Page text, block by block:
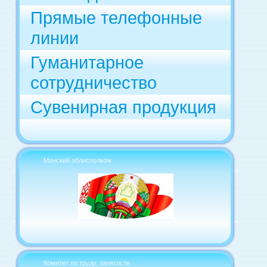
Прямые телефонные
линии
Гуманитарное
сотрудничество
Сувенирная продукция
Минский облисполком
Комитет по труду, занятости